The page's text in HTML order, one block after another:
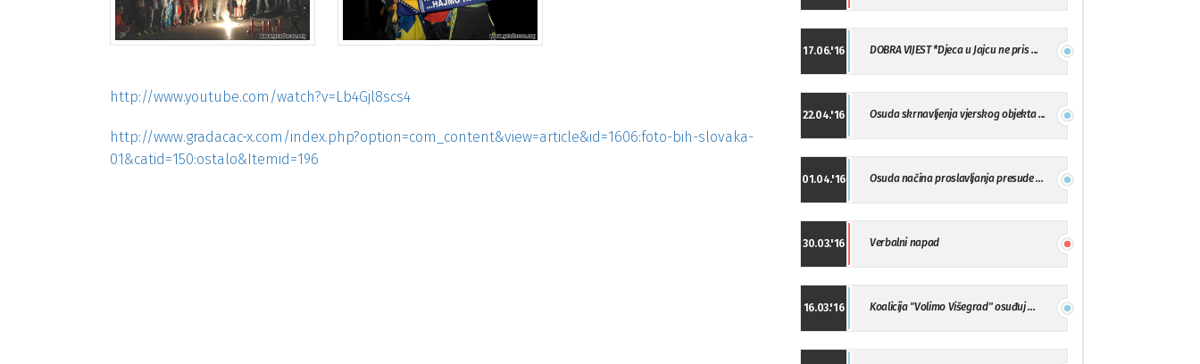
http://www.youtube.com/watch?v=Lb4Gjl8scs4
http://www.gradacac-x.com/index.php?option=com_content&view=article&id=1606:foto-bih-slovaka-
01&catid=150:ostalo&Itemid=196
17.06.'16 DOBRA VIJEST *Djeca u Jajcu ne pris ...
22.04.'16 Osuda skrnavljenja vjerskog objekta ...
01.04.'16 Osuda načina proslavljanja presude ...
30.03.'16 Verbalni napad
16.03.'16 Koalicija "Volimo Višegrad" osuđuj ...